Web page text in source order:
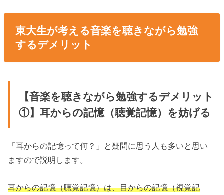
東大生が考える音楽を聴きながら勉強
するデメリット
【音楽を聴きながら勉強するデメリット
①】耳からの記憶（聴覚記憶）を妨げる
「耳からの記憶って何？」と疑問に思う人も多いと思い
ますので説明します。
耳からの記憶（聴覚記憶）は、目からの記憶（視覚記